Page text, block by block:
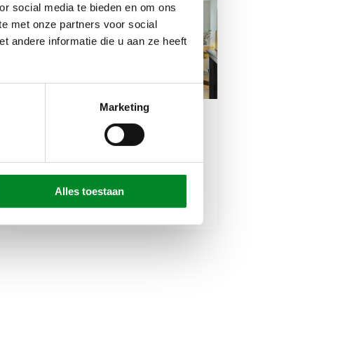
social media te bieden en om ons
met onze partners voor social
andere informatie die u aan ze heeft
Marketing
Alles toestaan
Verschillende taatsdeuren